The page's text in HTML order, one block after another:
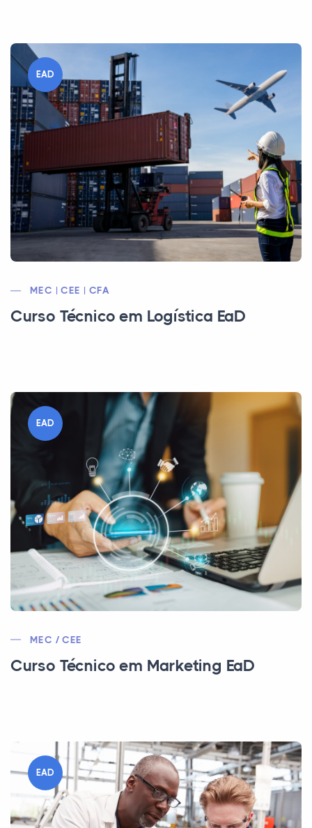
EAD
MEC | CEE | CFA
Curso Técnico em Logística EaD
EAD
MEC / CEE
Curso Técnico em Marketing EaD
EAD